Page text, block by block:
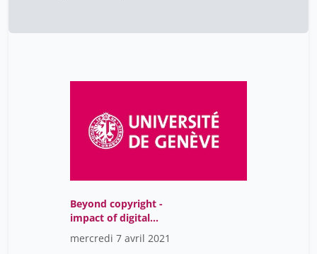
Beyond copyright -
impact of digital
museums on people,
Closing Remarks
mercredi 7 avril 2021